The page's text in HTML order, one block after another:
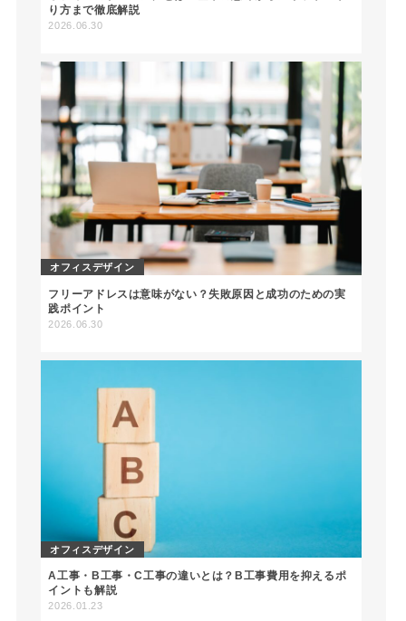
り方まで徹底解説
2026.06.30
オフィスデザイン
フリーアドレスは意味がない？失敗原因と成功のための実
践ポイント
2026.06.30
オフィスデザイン
A工事・B工事・C工事の違いとは？B工事費用を抑えるポ
イントも解説
2026.01.23